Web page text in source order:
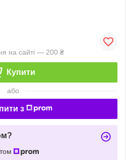
на сайті — 200 ₴
Купити
або
з